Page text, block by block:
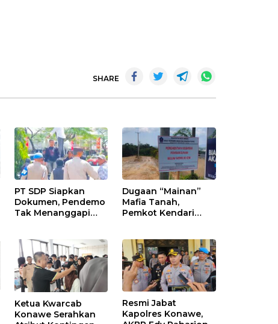
SHARE
PT SDP Siapkan
Dokumen, Pendemo
Tak Menanggapi
Dugaan “Mainan”
Mafia Tanah,
Pemkot Kendari
Puwatu
Ketua Kwarcab
Konawe Serahkan
Resmi Jabat
Kapolres Konawe,